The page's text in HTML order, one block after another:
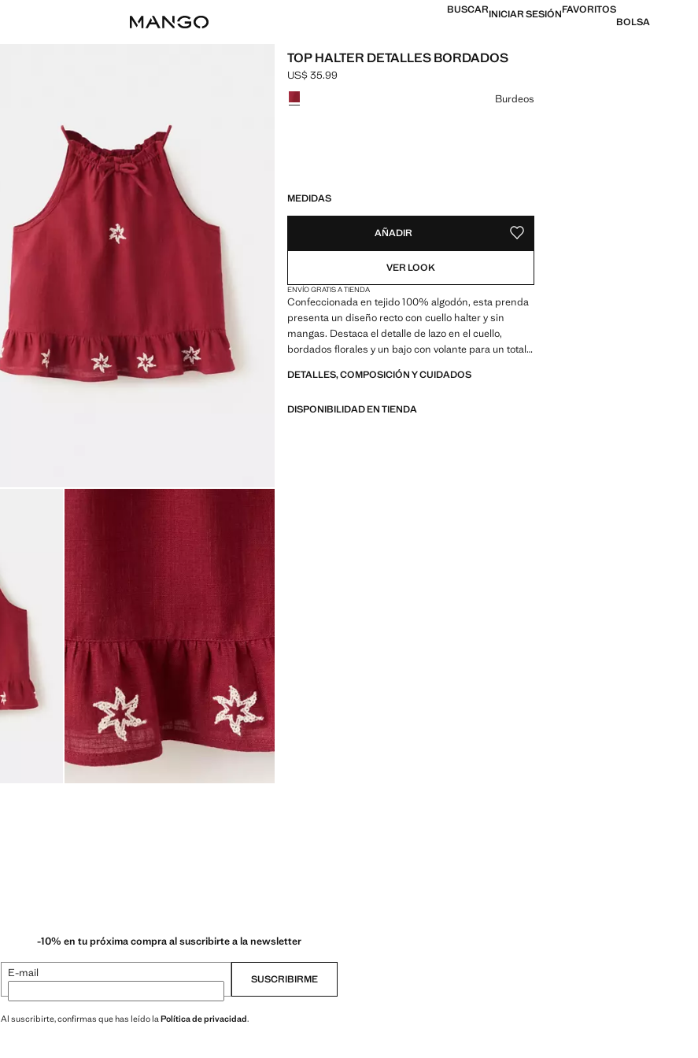
BUSCARINICIAR SESIÓNFAVORITOS
BOLSA
TOP HALTER DETALLES BORDADOS
Precio actual [US$ 35.99 ]
US$ 35.99
Selecciona un color
Burdeos
MEDIDAS
AÑADIR GUARDAR COMO FAVORITO
VER LOOK
ENVÍO GRATIS A TIENDA
Confeccionada en tejido 100% algodón, esta prenda
presenta un diseño recto con cuello halter y sin
mangas. Destaca el detalle de lazo en el cuello,
bordados florales y un bajo con volante para un total
DETALLES, COMPOSICIÓN Y CUIDADOS
DISPONIBILIDAD EN TIENDA
-10% en tu próxima compra al suscribirte a la newsletter
E-mail SUSCRIBIRME
Al suscribirte, confirmas que has leído laPolítica de privacidad.